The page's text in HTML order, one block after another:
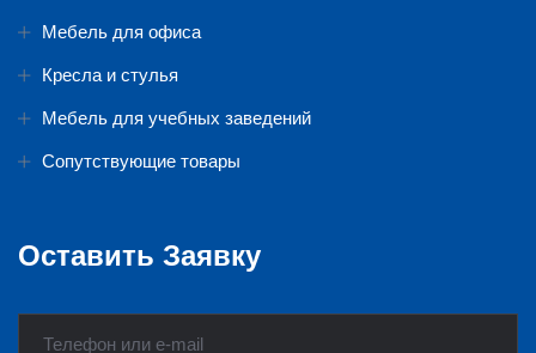
Мебель для офиса
Кресла и стулья
Мебель для учебных заведений
Сопутствующие товары
Оставить Заявку